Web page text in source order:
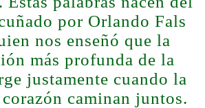
por Orlando Fals
nos enseñó que la
más profunda de la
justamente cuando la
caminan juntos.